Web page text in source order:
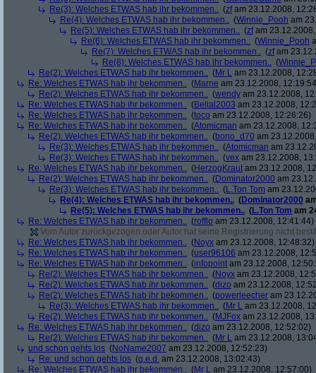
Re(3): Welches ETWAS hab ihr bekommen.. (zfam 23.12.2008,
Re(4): Welches ETWAS hab ihr bekommen.. (Winnie_Pooh am
Re(5): Welches ETWAS hab ihr bekommen.. (zfam
Re(6): Welches ETWAS hab ihr bekommen.. (Winnie_Pooh
Re(7): Welches ETWAS hab ihr bekommen.. (zfam
Re(8): Welches ETWAS hab ihr bekommen.. (
Re(2): Welches ETWAS hab ihr bekommen.. (Mr L am 23.12.2008,
Re: Welches ETWAS hab ihr bekommen.. (Marne am 23.12.2008,
Re(2): Welches ETWAS hab ihr bekommen.. (wendy am 23.12.2008,
Re: Welches ETWAS hab ihr bekommen.. (Belial2003 am 23.12.2008,
Re: Welches ETWAS hab ihr bekommen.. (toco am 23.12.2008, 12:26:26)
Re: Welches ETWAS hab ihr bekommen.. (Atomicman am 23.12.2008,
Re(2): Welches ETWAS hab ihr bekommen.. (bono_d70 am
Re(3): Welches ETWAS hab ihr bekommen.. (Atomicman am
Re(3): Welches ETWAS hab ihr bekommen.. (vex am 23.12.2008,
Re: Welches ETWAS hab ihr bekommen.. (HerzogKraut am 23.12.2008,
Re(2): Welches ETWAS hab ihr bekommen.. (Dominator2000 am
Re(3): Welches ETWAS hab ihr bekommen.. (L.Ton Tom am
Re(4): Welches ETWAS hab ihr bekommen.. (Dominator2000
Re(5): Welches ETWAS hab ihr bekommen.. (L.Ton Tom am
Re: Welches ETWAS hab ihr bekommen.. (rofflo am 23.12.2008, 12:41:44)
Vom Autor zurückgezogen oder Autor hat seine Registrierung nicht
Re: Welches ETWAS hab ihr bekommen.. (Noyx am 23.12.2008, 12:48:32)
Re: Welches ETWAS hab ihr bekommen.. (user96106 am 23.12.2008,
Re: Welches ETWAS hab ihr bekommen.. (infopoint am 23.12.2008,
Re(2): Welches ETWAS hab ihr bekommen.. (Noyx am 23.12.2008,
Re(2): Welches ETWAS hab ihr bekommen.. (dizo am 23.12.2008,
Re(2): Welches ETWAS hab ihr bekommen.. (powerleecher am
Re(3): Welches ETWAS hab ihr bekommen.. (Mr L am 23.12.2008,
Re(2): Welches ETWAS hab ihr bekommen.. (MJFox am 23.12.2008,
Re: Welches ETWAS hab ihr bekommen.. (dizo am 23.12.2008, 12:52:02)
Re(2): Welches ETWAS hab ihr bekommen.. (Mr L am 23.12.2008,
und schon gehts los (NoName2007 am 23.12.2008, 12:52:23)
Re: und schon gehts los (q.e.d. am 23.12.2008, 13:02:43)
Re: Welches ETWAS hab ihr bekommen.. (Mr L am 23.12.2008, 12:57:00)